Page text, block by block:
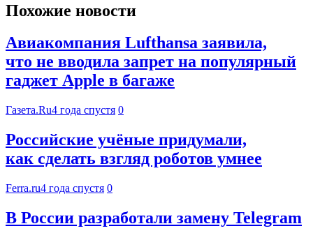
Похожие новости
Авиакомпания Lufthansa заявила,
что не вводила запрет на популярный
гаджет Apple в багаже
Газета.Ru4 года спустя 0
Российские учёные придумали,
как сделать взгляд роботов умнее
Ferra.ru4 года спустя 0
В России разработали замену Telegram